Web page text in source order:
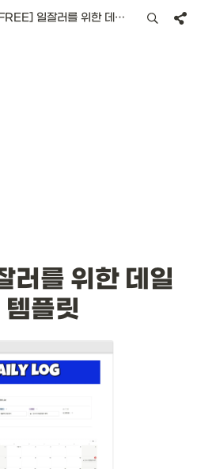
[FREE] 일잘러를 위한 데일리 업무 기록 템플릿
러를 위한 데일
플릿